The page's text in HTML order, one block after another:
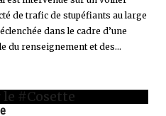
de trafic de stupéfiants au large
dans le cadre d’une
du renseignement et des...